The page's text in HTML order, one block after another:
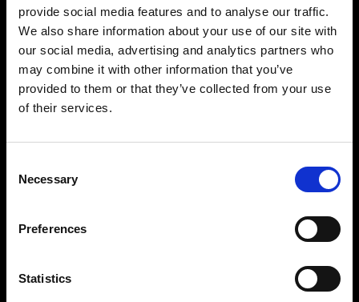
provide social media features and to analyse our traffic.
We also share information about your use of our site with
our social media, advertising and analytics partners who
may combine it with other information that you’ve
provided to them or that they’ve collected from your use
of their services.
Selection
Necessary
Preferences
Statistics
Précision et contrôle impressionnants
Avec une amplitude de réglage de onze
est facile de créer la lumière souhaitée. Il peut
2,4 à 2 400 Ws, et vous pouvez contrôler
Conçu pour durer, avec une performance